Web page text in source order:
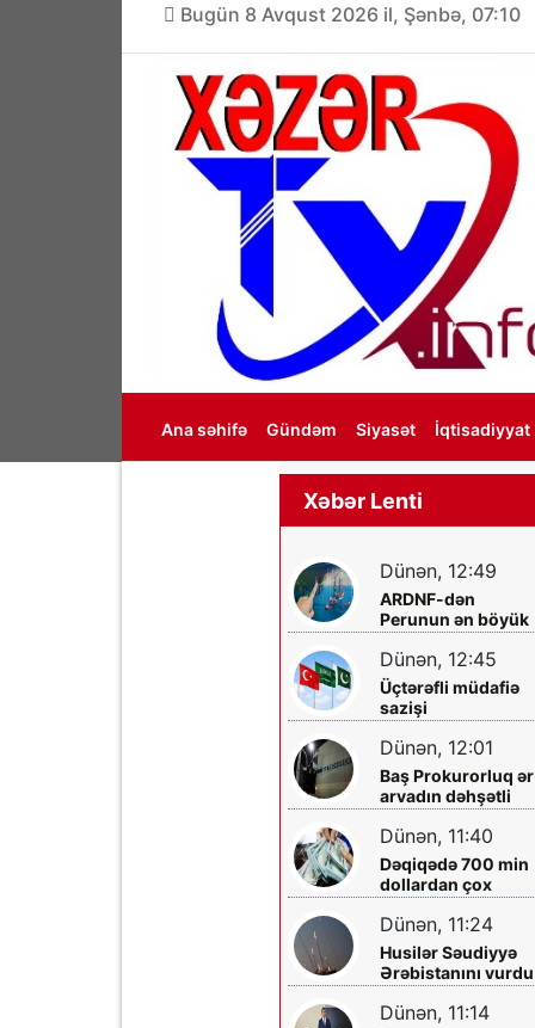
Bugün 8 Avqust 2026 il, Şənbə, 07:10
Ana səhifə Gündəm Siyasət İqtisadiyyat
Xəbər Lenti
Dünən, 12:49
ARDNF-dən
Perunun ən böyük
şirkətinə
Dünən, 12:45
Üçtərəfli müdafiə
sazişi
imzalayacaqlar
Dünən, 12:01
Baş Prokurorluq
arvadın dəhşətli
ölümü ilə bağlı -
Məlumat yaydı
Dünən, 11:40
Dəqiqədə 700 min
dollardan çox
qazanıblar…
Dünən, 11:24
Husilər Səudiyyə
Ərəbistanını
Yaralılar var
Dünən, 11:14